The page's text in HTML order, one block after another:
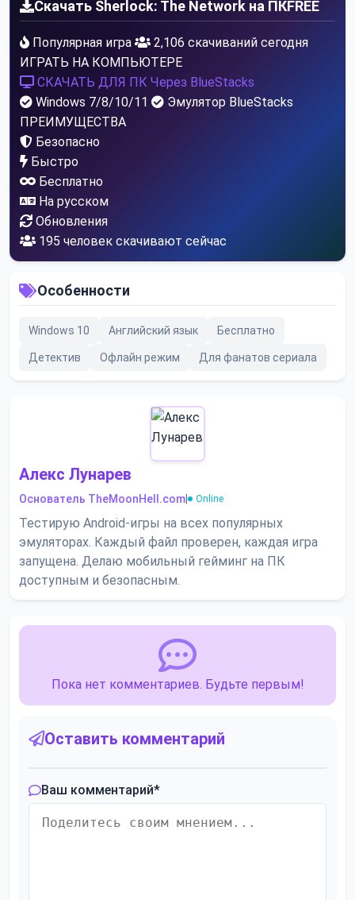
Скачать Sherlock: The Network на ПКFREE
Популярная игра
2,106 скачиваний сегодня
ИГРАТЬ НА КОМПЬЮТЕРЕ
СКАЧАТЬ ДЛЯ ПК Через BlueStacks
Windows 7/8/10/11
Эмулятор BlueStacks
ПРЕИМУЩЕСТВА
Безопасно
Быстро
Бесплатно
На русском
Обновления
194 человек скачивают сейчас
Особенности
Windows 10 Английский язык Бесплатно
Детектив Офлайн режим Для фанатов сериала
Алекс Лунарев
Основатель TheMoonHell.com Online
Тестирую Android-игры на всех популярных
эмуляторах. Каждый файл проверен, каждая игра
запущена. Делаю мобильный гейминг на ПК
доступным и безопасным.
Пока нет комментариев. Будьте первым!
Оставить комментарий
Ваш комментарий*